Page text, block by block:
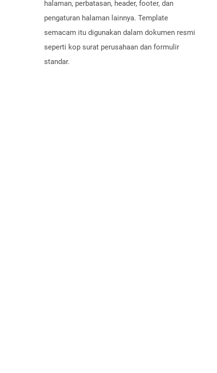
halaman, perbatasan, header, footer, dan
pengaturan halaman lainnya. Template
semacam itu digunakan dalam dokumen resmi
seperti kop surat perusahaan dan formulir
standar.